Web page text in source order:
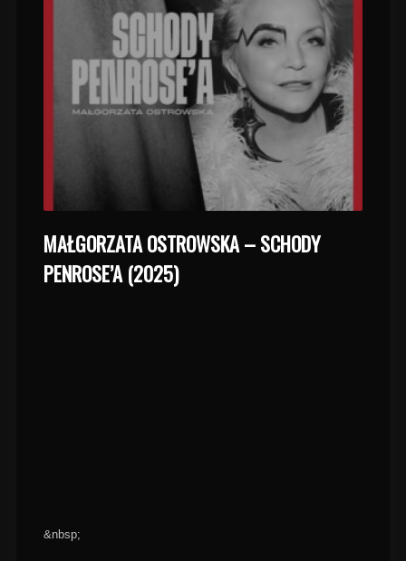
MAŁGORZATA OSTROWSKA – SCHODY
PENROSE’A (2025)
&nbsp;